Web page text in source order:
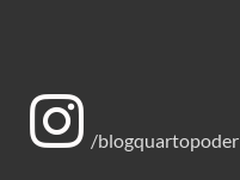
/blogquartopoder